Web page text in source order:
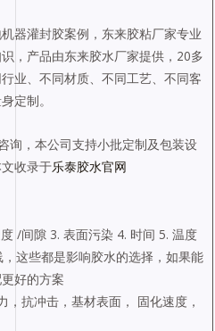
器灌封胶案例，东来胶粘厂家专业
，产品由东来胶水厂家提供，20多
业、不同材质、不同工艺、不同客
定制。
询，本公司支持小批定制及包装设
收录于乐泰胶水官网
/间隙 3. 表面污染 4. 时间 5. 温度
这些都是影响胶水的选择，如果能
好的方案
，抗冲击，基材表面， 固化速度，